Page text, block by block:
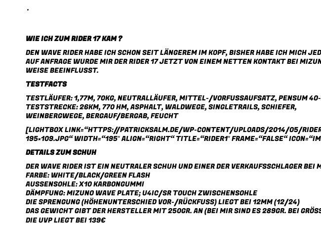
.
WIE ICH ZUM RIDER 17 KAM ?
DEN WAVE RIDER HABE ICH SCHON SEIT LÄNGEREM IM KOPF, BISHER HABE ICH MICH
AUF ANFRAGE WURDE MIR DER RIDER 17 JETZT VON EINEM NETTEN KONTAKT BEI
WEISE BEEINFLUSST.
TESTFACTS
TESTLÄUFER: 1,77M, 70KG, NEUTRALLÄUFER, MITTEL-/VORFUSSAUFSATZ, PENSUM 40-
TESTSTRECKE: 26KM, 770 HM, ASPHALT, WALDWEGE, SINGLETRAILS, SCHIEFER,
WEINBERGWEGE, BERGAUF/BERGAB, FEUCHT
[LIGHTBOX LINK=“HTTPS://PATRICKSALM.DE/WP-CONTENT/UPLOADS/2014/05/
195×109.JPG“ WIDTH=“195″ ALIGN=“RIGHT“ TITLE=“RIDER1″ FRAME=“FALSE“
DETAILS ZUM SCHUH
DER WAVE RIDER IST EIN NEUTRALER SCHUH UND EINER DER VERKAUFSSCHLAGER BEI
FARBE: WHITE/BLACK/GREEN FLASH
AUSSENSOHLE: X10 KARBONGUMMI
DÄMPFUNG: MIZUNO WAVE PLATE; U4IC/SR TOUCH ZWISCHENSOHLE
DIE SPRENGUNG (HÖHENUNTERSCHIED VOR-/RÜCKFUSS) LIEGT BEI 12MM (12/24)
DAS GEWICHT GIBT DER HERSTELLER MIT 250GR. AN (BEI MIR SIND ES 289GR. BEI
DIE UVP LIEGT BEI 139€